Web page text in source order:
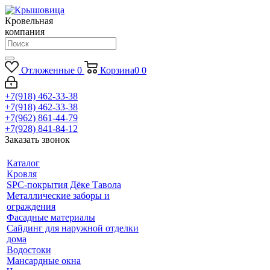
Кровельная
компания
Отложенные 0 Корзина0 0
+7(918) 462-33-38
+7(918) 462-33-38
+7(962) 861-44-79
+7(928) 841-84-12
Заказать звонок
Каталог
Кровля
SPC-покрытия Дёке Тавола
Металлические заборы и
ограждения
Фасадные материалы
Сайдинг для наружной отделки
дома
Водостоки
Мансардные окна